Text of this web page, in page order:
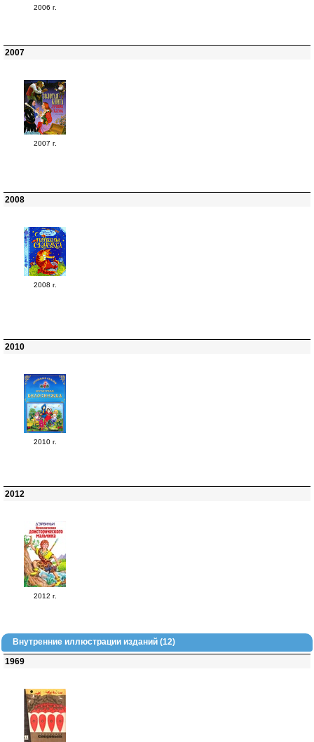
2006 г.
2007
2007 г.
2008
2008 г.
2010
2010 г.
2012
2012 г.
Внутренние иллюстрации изданий (12)
1969